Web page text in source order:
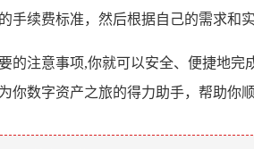
手续费标准，然后根据自己的需求和
的注意事项,你就可以安全、便捷地
你数字资产之旅的得力助手，帮助你